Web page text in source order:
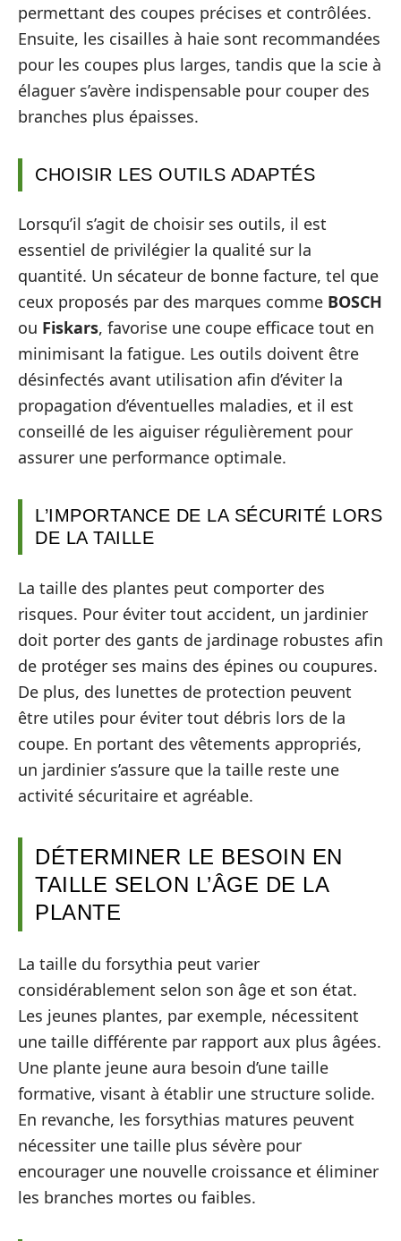
permettant des coupes précises et contrôlées.
Ensuite, les cisailles à haie sont recommandées
pour les coupes plus larges, tandis que la scie à
élaguer s’avère indispensable pour couper des
branches plus épaisses.
CHOISIR LES OUTILS ADAPTÉS
Lorsqu’il s’agit de choisir ses outils, il est
essentiel de privilégier la qualité sur la
quantité. Un sécateur de bonne facture, tel que
ceux proposés par des marques comme BOSCH
ou Fiskars, favorise une coupe efficace tout en
minimisant la fatigue. Les outils doivent être
désinfectés avant utilisation afin d’éviter la
propagation d’éventuelles maladies, et il est
conseillé de les aiguiser régulièrement pour
assurer une performance optimale.
L’IMPORTANCE DE LA SÉCURITÉ LORS
DE LA TAILLE
La taille des plantes peut comporter des
risques. Pour éviter tout accident, un jardinier
doit porter des gants de jardinage robustes afin
de protéger ses mains des épines ou coupures.
De plus, des lunettes de protection peuvent
être utiles pour éviter tout débris lors de la
coupe. En portant des vêtements appropriés,
un jardinier s’assure que la taille reste une
activité sécuritaire et agréable.
DÉTERMINER LE BESOIN EN
TAILLE SELON L’ÂGE DE LA
PLANTE
La taille du forsythia peut varier
considérablement selon son âge et son état.
Les jeunes plantes, par exemple, nécessitent
une taille différente par rapport aux plus âgées.
Une plante jeune aura besoin d’une taille
formative, visant à établir une structure solide.
En revanche, les forsythias matures peuvent
nécessiter une taille plus sévère pour
encourager une nouvelle croissance et éliminer
les branches mortes ou faibles.